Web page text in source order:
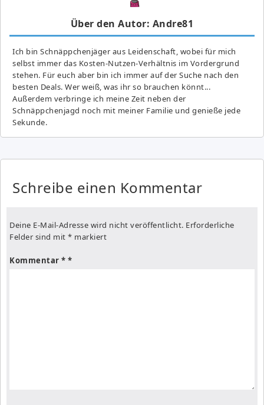
Über den Autor: Andre81
Ich bin Schnäppchenjäger aus Leidenschaft, wobei für mich
selbst immer das Kosten-Nutzen-Verhältnis im Vordergrund
stehen. Für euch aber bin ich immer auf der Suche nach den
besten Deals. Wer weiß, was ihr so brauchen könnt...
Außerdem verbringe ich meine Zeit neben der
Schnäppchenjagd noch mit meiner Familie und genieße jede
Sekunde.
Schreibe einen Kommentar
Deine E-Mail-Adresse wird nicht veröffentlicht. Erforderliche
Felder sind mit * markiert
Kommentar *